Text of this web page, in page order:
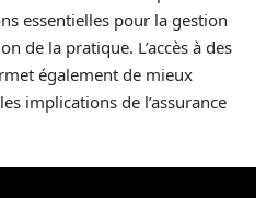
essentielles pour la gestion
de la pratique. L’accès à des
également de mieux
implications de l’assurance